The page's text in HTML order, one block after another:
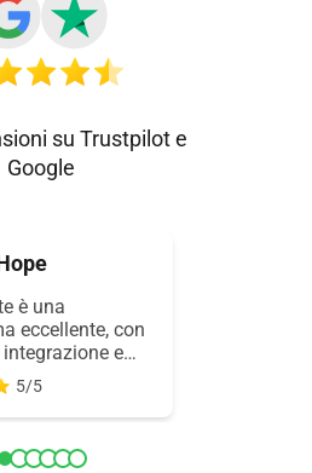
su Trustpilot e
Google
è una
eccellente, con
e
delle
sul proprio sito,
rapida
fantastica, la
5/5